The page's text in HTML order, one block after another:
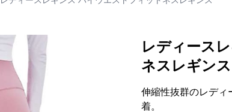
レディース
ネスレギンス
伸縮性抜群のレディ
着。